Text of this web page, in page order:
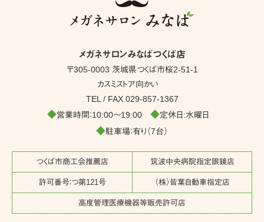
メガネサロンみなばつくば店
〒305-0003 茨城県つくば市桜2-51-1
カスミストア向かい
TEL / FAX 029-857-1367
◆営業時間：10:00～19:00 ◆定休日:水曜日
◆駐車場：有り（7台）
つくば市商工会推薦店 筑波中央病院指定眼鏡店
許可番号：つ第121号 （株）皆葉自動車指定店
高度管理医療機器等販売許可店